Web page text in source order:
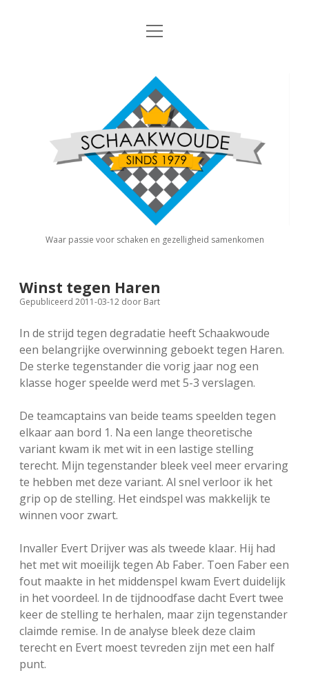
Nieuws
Algemene Informatie
Privacy Statement
Interne Competitie
dropdown
menu
Competitiereglement
Externe Competitie open
KNSB: Schaakwoude I
KNSB: Schaakwoude II
FSB: Schaakwoude I
FSB: Schaakwoude II
FSB: Schaakwoude III
Jeugdschaken
Eregalerij
Agenda
Koppelingen
Sponsoren
facebookinstagram
open
Schaakvereniging
Schaakwoude
Waar passie voor schaken en gezelligheid samenkomen
Winst tegen Haren
Gepubliceerd 2011-03-12 door Bart
In de strijd tegen degradatie heeft Schaakwoude
een belangrijke overwinning geboekt tegen Haren.
De sterke tegenstander die vorig jaar nog een
klasse hoger speelde werd met 5-3 verslagen.
De teamcaptains van beide teams speelden tegen
elkaar aan bord 1. Na een lange theoretische
variant kwam ik met wit in een lastige stelling
terecht. Mijn tegenstander bleek veel meer ervaring
te hebben met deze variant. Al snel verloor ik het
grip op de stelling. Het eindspel was makkelijk te
winnen voor zwart.
Invaller Evert Drijver was als tweede klaar. Hij had
het met wit moeilijk tegen Ab Faber. Toen Faber een
fout maakte in het middenspel kwam Evert duidelijk
in het voordeel. In de tijdnoodfase dacht Evert twee
keer de stelling te herhalen, maar zijn tegenstander
claimde remise. In de analyse bleek deze claim
terecht en Evert moest tevreden zijn met een half
punt.